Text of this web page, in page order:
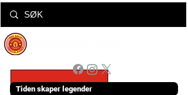
Tiden skaper legender